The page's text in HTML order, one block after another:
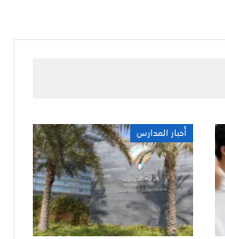
أخبار المدارس